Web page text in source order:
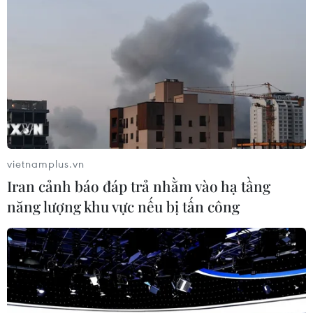
“Game thủ” cũng là một nghề
Nếu như trước đây, những trò chơi trên các nền
tảng PC hay Mobile chỉ được hiểu đơn thuần là
“game” giải trí, còn người chơi được gọi là game
thủ thì khi thể thao điện tử được công nhận kéo
theo sự xuất hiện của vận động viên thể thao
điện tử.
Từ “game thủ” chuyển sang vận động viên thể
thao điện tử tưởng chừng như đơn giản, bởi
cùng là tập luyện trên một thiết bị điện tử, cùng
một bộ môn nhưng thực tế lại không như vậy.
vietnamplus.vn
Iran cảnh báo đáp trả nhằm vào hạ tầng
năng lượng khu vực nếu bị tấn công